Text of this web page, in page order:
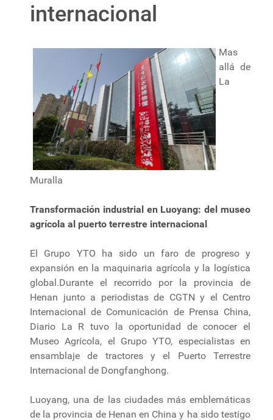
internacional
Mas
allá de
La
Muralla
Transformación industrial en Luoyang: del museo
agrícola al puerto terrestre internacional
El Grupo YTO ha sido un faro de progreso y
expansión en la maquinaria agrícola y la logística
global.Durante el recorrido por la provincia de
Henan junto a periodistas de CGTN y el Centro
Internacional de Comunicación de Prensa China,
Diario La R tuvo la oportunidad de conocer el
Museo Agrícola, el Grupo YTO, especialistas en
ensamblaje de tractores y el Puerto Terrestre
Internacional de Dongfanghong.
Luoyang, una de las ciudades más emblemáticas
de la provincia de Henan en China y ha sido testigo